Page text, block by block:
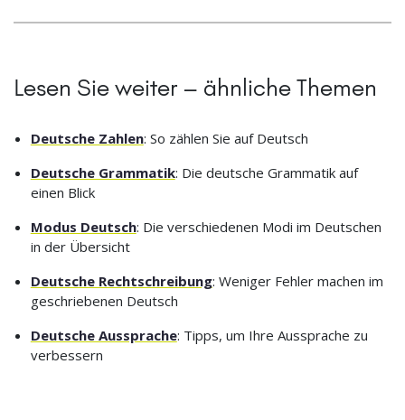
Lesen Sie weiter – ähnliche Themen
Deutsche Zahlen: So zählen Sie auf Deutsch
Deutsche Grammatik: Die deutsche Grammatik auf
einen Blick
Modus Deutsch: Die verschiedenen Modi im Deutschen
in der Übersicht
Deutsche Rechtschreibung: Weniger Fehler machen im
geschriebenen Deutsch
Deutsche Aussprache: Tipps, um Ihre Aussprache zu
verbessern